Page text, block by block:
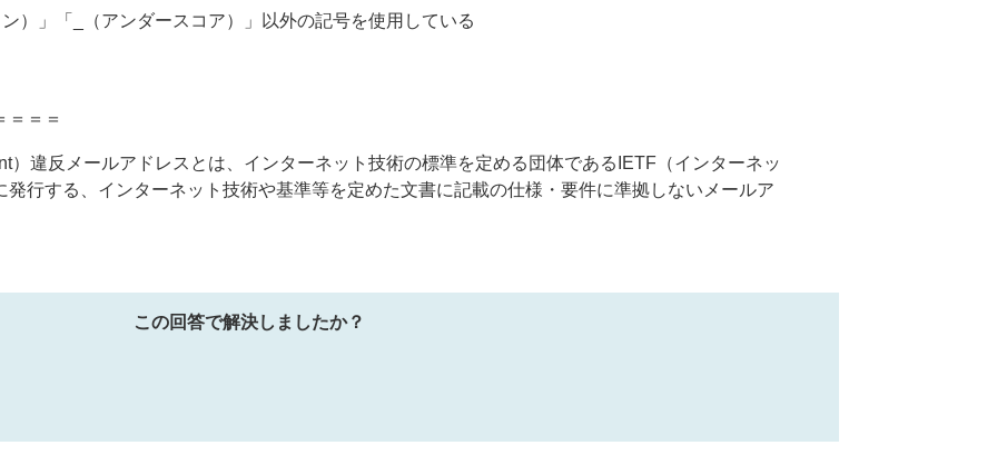
）」「_（アンダースコア）」以外の記号を使用している
＝＝＝
違反メールアドレスとは、インターネット技術の標準を定める団体であるIETF（インターネッ
行する、インターネット技術や基準等を定めた文書に記載の仕様・要件に準拠しないメールア
この回答で解決しましたか？